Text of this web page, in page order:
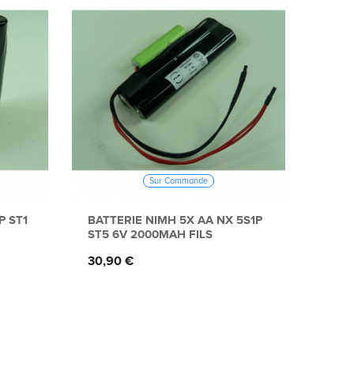
ST1
Sur Commande
BATTERIE NIMH 5X AA NX 5S1P
ST5 6V 2000MAH FILS
Prix
30,90 €